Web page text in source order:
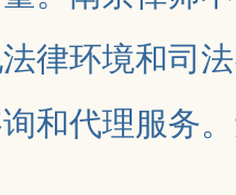
律环境和司
和代理服务